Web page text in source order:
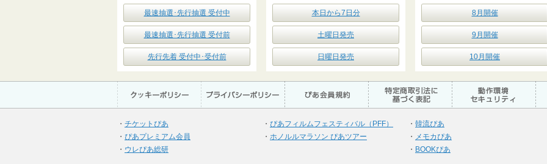
最速抽選･先行抽選 受付中
最速抽選･先行抽選 受付前
先行先着 受付中･受付前
本日から7日分
土曜日発売
日曜日発売
8月開催
9月開催
10月開催
・ チケットぴあ
・ ぴあプレミアム会員
・ ウレぴあ総研
・ ぴあフィルムフェスティバル（PFF）
・ ホノルルマラソン ぴあツアー
・ 韓流ぴあ
・ メモカぴあ
・ BOOKぴあ